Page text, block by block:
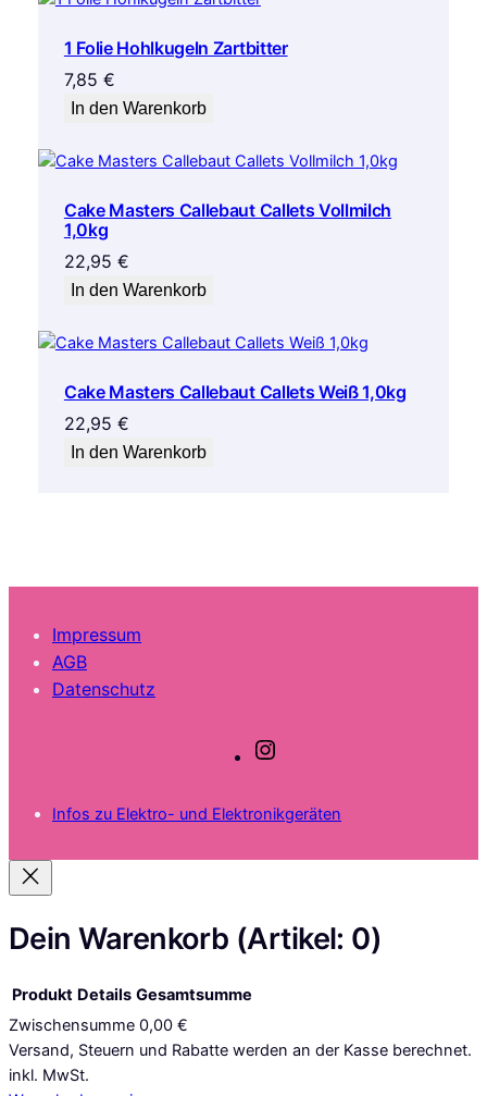
1 Folie Hohlkugeln Zartbitter
7,85 €
In den Warenkorb
Cake Masters Callebaut Callets Vollmilch
1,0kg
22,95 €
In den Warenkorb
Cake Masters Callebaut Callets Weiß 1,0kg
22,95 €
In den Warenkorb
Impressum
AGB
Datenschutz
t
m
Infos zu Elektro- und Elektronikgeräten
Dein Warenkorb (Artikel: 0)
Produkte
im
Produkt Details Gesamtsumme
Zwischensumme 0,00 €
Versand, Steuern und Rabatte werden an der Kasse berechnet.
inkl. MwSt.